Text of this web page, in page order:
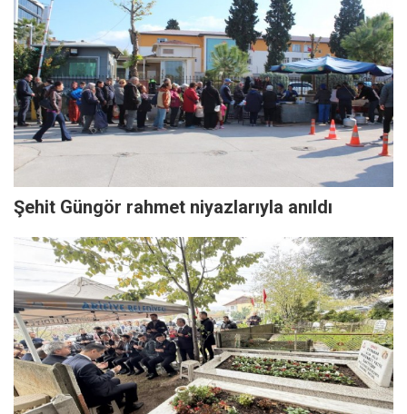
Şehit Güngör rahmet niyazlarıyla anıldı